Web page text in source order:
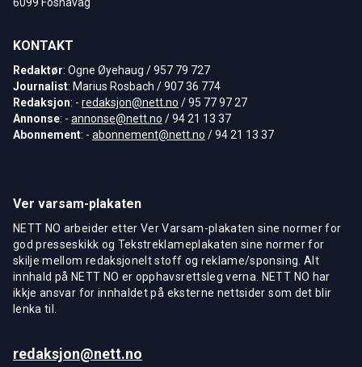
KONTAKT
Redaktør: Ogne Øyehaug / 957 79 727
Journalist: Marius Rosbach / 907 36 774
Redaksjon: - redaksjon@nett.no / 95 77 97 27
Annonse: - annonse@nett.no / 94 21 13 37
Abonnement: - abonnement@nett.no / 94 21 13 37
Ver varsam-plakaten
NETT NO arbeider etter Ver Varsam-plakaten sine normer for
god presseskikk og Tekstreklameplakaten sine normer for
skilje mellom redaksjonelt stoff og reklame/sponsing. Alt
innhald på NETT NO er opphavsrettsleg verna. NETT NO har
ikkje ansvar for innhaldet på eksterne nettsider som det blir
lenka til.
redaksjon@nett.no